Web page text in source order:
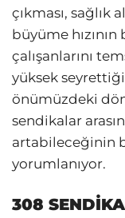
çıkması, sağlık
büyüme
çalışanlarını
yüksek
önümüzdeki
sendikalar
artabileceğinin
yorumlanıyor.
308